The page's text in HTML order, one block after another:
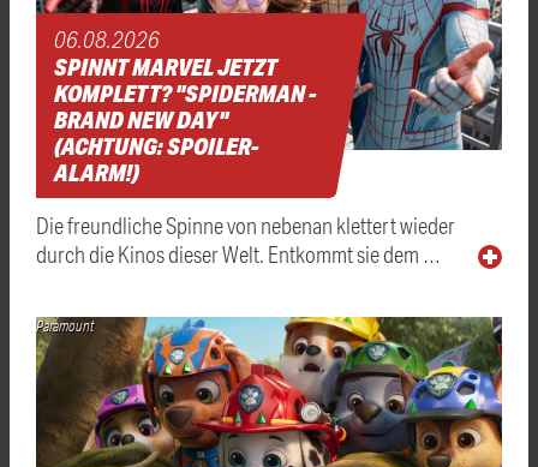
06.08.2026
SPINNT MARVEL JETZT
KOMPLETT? "SPIDERMAN -
BRAND NEW DAY"
(ACHTUNG: SPOILER-
ALARM!)
Die freundliche Spinne von nebenan klettert wieder
durch die Kinos dieser Welt. Entkommt sie dem …
Paramount